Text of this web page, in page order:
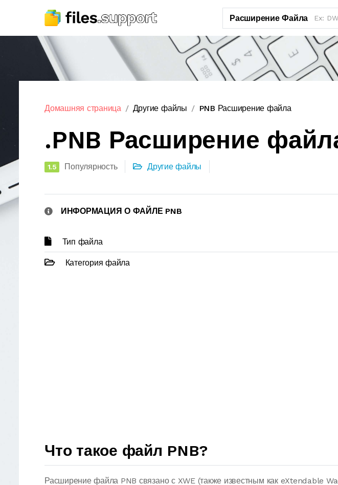
Расширение Файла
Домашняя страница Другие файлы PNB Расширение файла
.PNB Расширение
1.5 Популярность Другие файлы
ИНФОРМАЦИЯ О ФАЙЛЕ PNB
Тип файла
Категория файла
Что такое файл PNB?
Расширение файла PNB связано с XWE (также известным как eXtendable